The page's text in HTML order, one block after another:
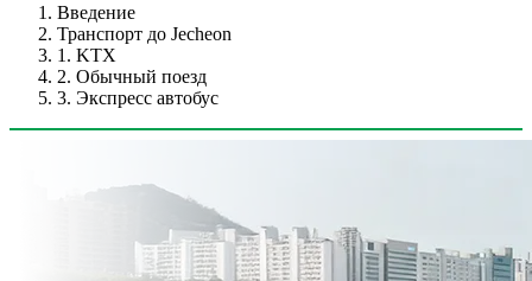
Введение
Транспорт до Jecheon
1. KTX
2. Обычный поезд
3. Экспресс автобус